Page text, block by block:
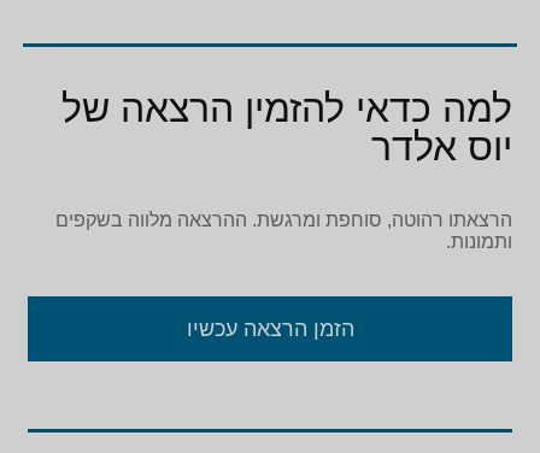
למה כדאי להזמין הרצאה של
יוס אלדר
הרצאתו רהוטה, סוחפת ומרגשת. ההרצאה מלווה בשקפים
ותמונות.
הזמן הרצאה עכשיו